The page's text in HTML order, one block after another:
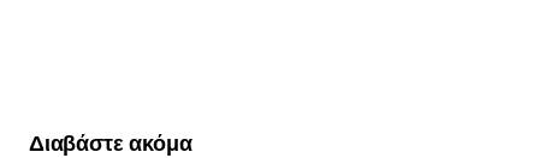
Διαβάστε ακόμα